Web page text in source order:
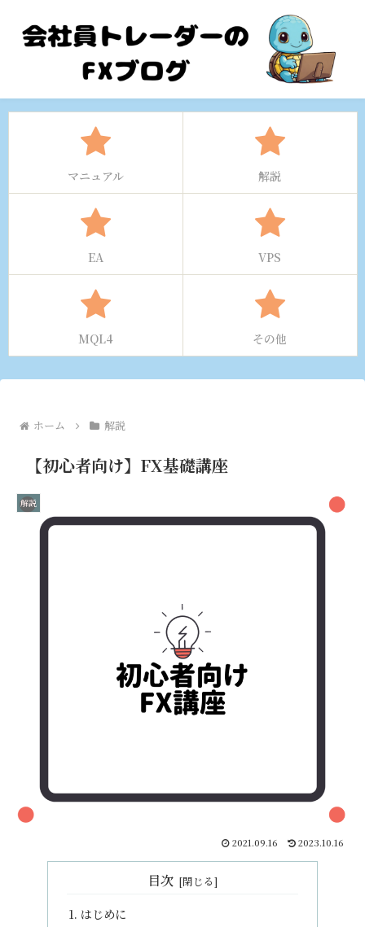
マニュアル 解説
EA VPS
MQL4 その他
ホーム 解説
【初心者向け】FX基礎講座
解説
2021.09.16 2023.10.16
目次
はじめに